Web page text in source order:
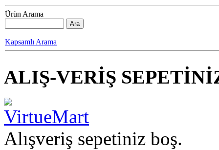
Ürün Arama
Kapsamlı Arama
ALIŞ-VERİŞ
Alışveriş sepetiniz boş.